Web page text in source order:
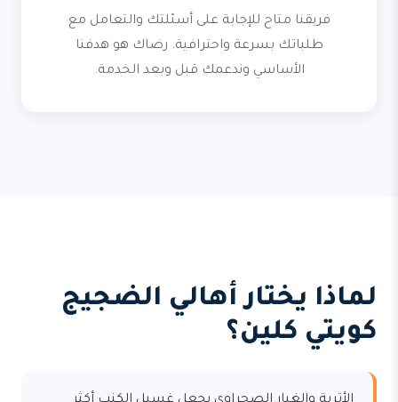
فريقنا متاح للإجابة على أسئلتك والتعامل مع
طلباتك بسرعة واحترافية. رضاك هو هدفنا
الأساسي وندعمك قبل وبعد الخدمة.
لماذا يختار أهالي الضجيج
كويتي كلين؟